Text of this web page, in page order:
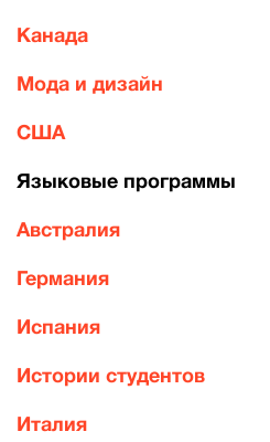
Канада
Мода и дизайн
США
Языковые программы
Австралия
Германия
Испания
Истории студентов
Италия